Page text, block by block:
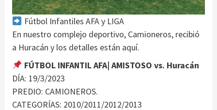
Fútbol Infantiles AFA y LIGA
En nuestro complejo deportivo, Camioneros, recibió
a Huracán y los detalles están aquí.
FÚTBOL INFANTIL AFA| AMISTOSO vs. Huracán
DÍA: 19/3/2023
PREDIO: CAMIONEROS.
CATEGORÍAS: 2010/2011/2012/2013